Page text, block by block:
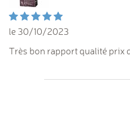
le 30/10/2023
Très bon rapport qualité prix